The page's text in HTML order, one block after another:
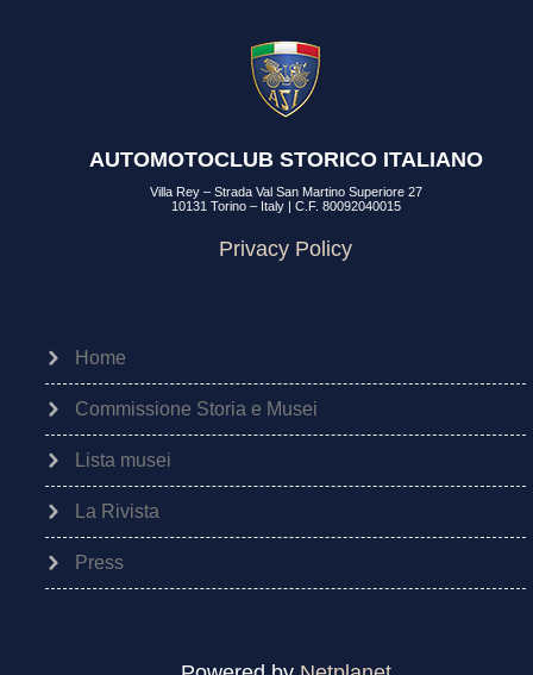
AUTOMOTOCLUB STORICO ITALIANO
Villa Rey – Strada Val San Martino Superiore 27
10131 Torino – Italy | C.F. 80092040015
Privacy Policy
Home
Commissione Storia e Musei
Lista musei
La Rivista
Press